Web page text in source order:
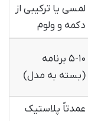
لمسی یا ترکیبی از
دکمه و ولوم
۵-۱۰ برنامه
(بسته به مدل)
عمدتاً پلاستیک